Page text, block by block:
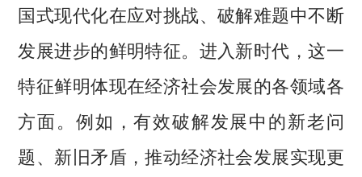
国式现代化在应对挑战、破解难题中不断
发展进步的鲜明特征。进入新时代，这一
特征鲜明体现在经济社会发展的各领域各
方面。例如，有效破解发展中的新老问
题、新旧矛盾，推动经济社会发展实现更